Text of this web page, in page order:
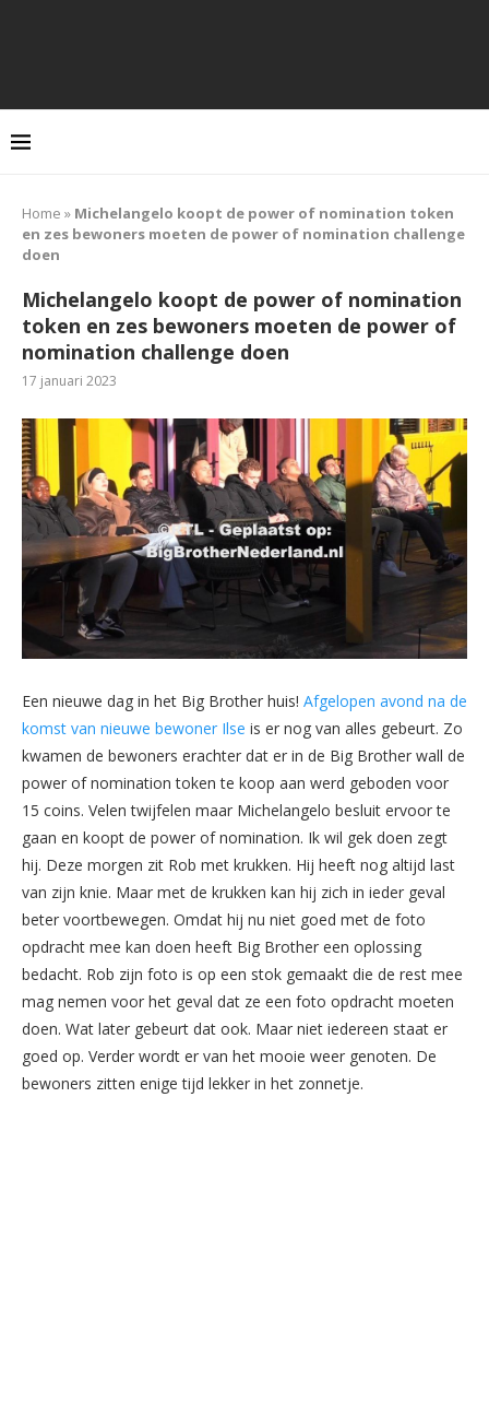
Home » Michelangelo koopt de power of nomination token
en zes bewoners moeten de power of nomination challenge
doen
Michelangelo koopt de power of nomination
token en zes bewoners moeten de power of
nomination challenge doen
17 januari 2023
Een nieuwe dag in het Big Brother huis! Afgelopen avond na de
komst van nieuwe bewoner Ilse is er nog van alles gebeurt. Zo
kwamen de bewoners erachter dat er in de Big Brother wall de
power of nomination token te koop aan werd geboden voor
15 coins. Velen twijfelen maar Michelangelo besluit ervoor te
gaan en koopt de power of nomination. Ik wil gek doen zegt
hij. Deze morgen zit Rob met krukken. Hij heeft nog altijd last
van zijn knie. Maar met de krukken kan hij zich in ieder geval
beter voortbewegen. Omdat hij nu niet goed met de foto
opdracht mee kan doen heeft Big Brother een oplossing
bedacht. Rob zijn foto is op een stok gemaakt die de rest mee
mag nemen voor het geval dat ze een foto opdracht moeten
doen. Wat later gebeurt dat ook. Maar niet iedereen staat er
goed op. Verder wordt er van het mooie weer genoten. De
bewoners zitten enige tijd lekker in het zonnetje.